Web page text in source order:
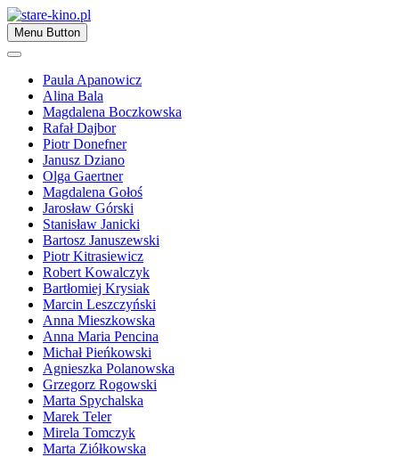
Skip
to
content
stare-kino.pl
Zapraszamy
Menu Button
Paula Apanowicz
Alina Bala
Magdalena Boczkowska
Rafał Dajbor
Piotr Donefner
Janusz Dziano
Olga Gaertner
Magdalena Gołoś
Jarosław Górski
Stanisław Janicki
Bartosz Januszewski
Piotr Kitrasiewicz
Robert Kowalczyk
Bartłomiej Krysiak
Marcin Leszczyński
Anna Mieszkowska
Anna Maria Pencina
Michał Pieńkowski
Agnieszka Polanowska
Grzegorz Rogowski
Marta Spychalska
Marek Teler
Mirela Tomczyk
Marta Ziółkowska